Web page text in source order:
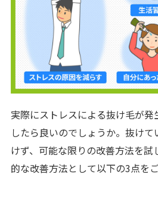
実際にストレスによる抜け毛が発
したら良いのでしょうか。抜け
けず、可能な限りの改善方法を
的な改善方法として以下の3点をご